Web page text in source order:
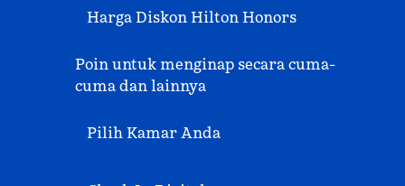
Harga Diskon Hilton Honors
Poin untuk menginap secara cuma-
cuma dan lainnya
Pilih Kamar Anda